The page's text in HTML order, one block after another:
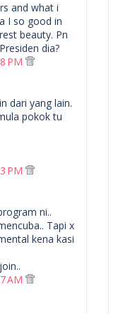
and what i
I so good in
beauty. Pn
dia?
PM
dari yang lain.
pokok tu
PM
ni..
Tapi x
kena kasi
AM